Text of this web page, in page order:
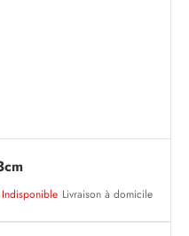
Indisponible Livraison à domicile